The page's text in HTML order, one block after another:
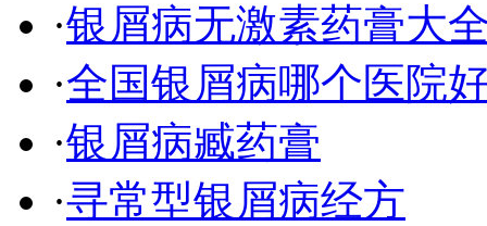
·银屑病无激素药膏大
·全国银屑病哪个医院
·银屑病臧药膏
·寻常型银屑病经方